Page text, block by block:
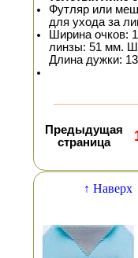
Футляр или
для ухода за
Ширина очков:
линзы: 51 мм.
Длина дужки:
Предыдущая
страница
↑ Наверх